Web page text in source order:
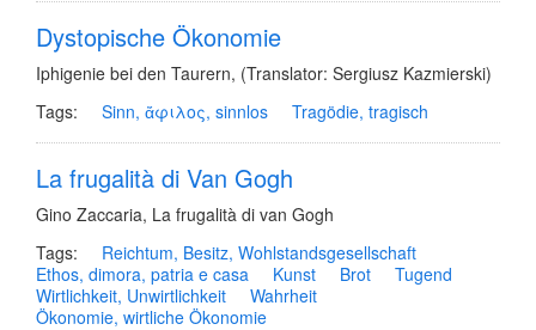
Dystopische Ökonomie
Iphigenie bei den Taurern, (Translator: Sergiusz Kazmierski)
Tags:
Sinn, ἄφιλος, sinnlos Tragödie, tragisch
La frugalità di Van Gogh
Gino Zaccaria, La frugalità di van Gogh
Tags:
Reichtum, Besitz, Wohlstandsgesellschaft
Ethos, dimora, patria e casa
Kunst Brot
Tugend
Wirtlichkeit, Unwirtlichkeit
Wahrheit
Ökonomie, wirtliche Ökonomie